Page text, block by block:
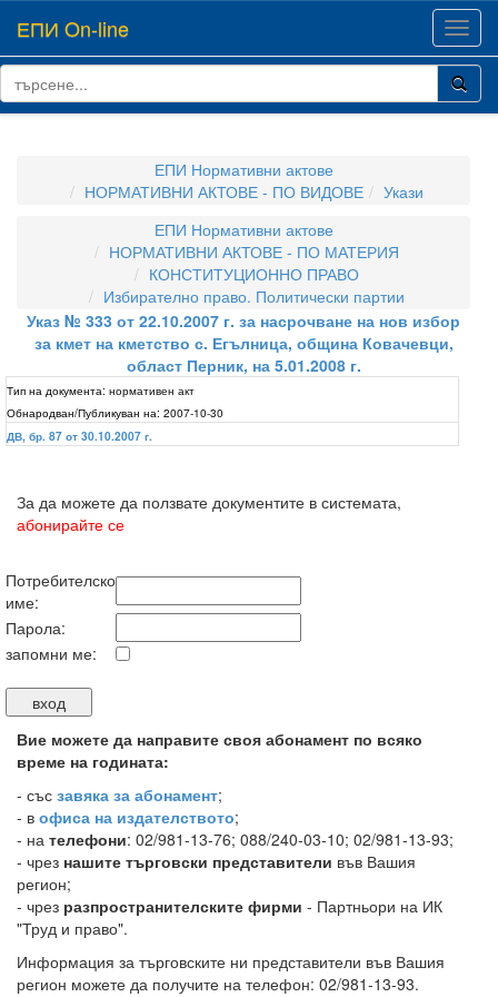
ЕПИ On-line
ЕПИ Нормативни актове
НОРМАТИВНИ АКТОВЕ - ПО ВИДОВЕ
Укази
ЕПИ Нормативни актове
НОРМАТИВНИ АКТОВЕ - ПО МАТЕРИЯ
КОНСТИТУЦИОННО ПРАВО
Избирателно право. Политически партии
Указ № 333 от 22.10.2007 г. за насрочване на нов избор
за кмет на кметство с. Егълница, община Ковачевци,
област Перник, на 5.01.2008 г.
Тип на документа: нормативен акт
Обнародван/Публикуван на: 2007-10-30
ДВ, бр. 87 от 30.10.2007 г.
За да можете да ползвате документите в системата,
абонирайте се
Потребителско
име:
Парола:
запомни ме:
Вие можете да направите своя абонамент по всяко
време на годината:
- със завяка за абонамент;
- в офиса на издателството;
- на телефони: 02/981-13-76; 088/240-03-10; 02/981-13-93;
- чрез нашите търговски представители във Вашия
регион;
- чрез разпространителските фирми - Партньори на ИК
"Труд и право".
Информация за търговските ни представители във Вашия
регион можете да получите на телефон: 02/981-13-93.